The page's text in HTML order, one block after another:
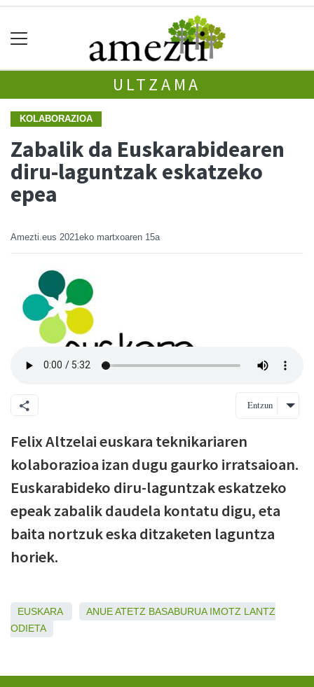
ULTZAMA
KOLABORAZIOA
Zabalik da Euskarabidearen
diru-laguntzak eskatzeko
epea
Amezti.eus 2021eko martxoaren 15a
Entzun
Felix Altzelai euskara teknikariaren
kolaborazioa izan dugu gaurko irratsaioan.
Euskarabideko diru-laguntzak eskatzeko
epeak zabalik daudela kontatu digu, eta
baita nortzuk eska ditzaketen laguntza
horiek.
EUSKARA ANUEATETZ BASABURUA IMOTZ LANTZ
ODIETA